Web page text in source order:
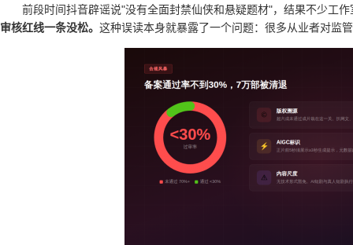
前段时间抖音辟谣说"没有全面封禁仙侠和悬疑题材"，结果不少工
审核红线一条没松。 这种误读本身就暴露了一个问题：很多从业者对监